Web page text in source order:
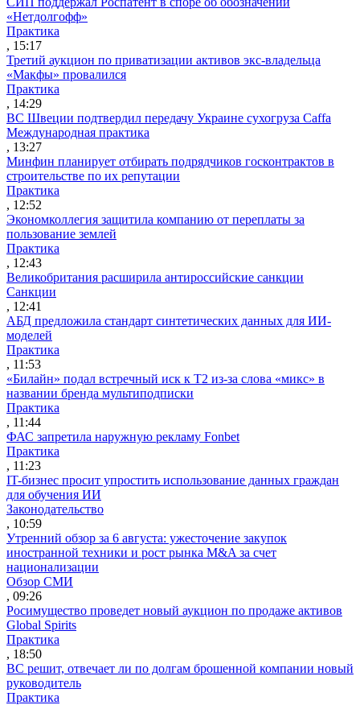
«Нетдолгофф»
Практика
, 15:17
Третий аукцион по приватизации активов экс-владельца
«Макфы» провалился
Практика
, 14:29
ВС Швеции подтвердил передачу Украине сухогруза Caffa
Международная практика
, 13:27
Минфин планирует отбирать подрядчиков госконтрактов в
строительстве по их репутации
Практика
, 12:52
Экономколлегия защитила компанию от переплаты за
пользование землей
Практика
, 12:43
Великобритания расширила антироссийские санкции
Санкции
, 12:41
АБД предложила стандарт синтетических данных для ИИ-
моделей
Практика
, 11:53
«Билайн» подал встречный иск к Т2 из-за слова «микс» в
названии бренда мультиподписки
Практика
, 11:44
ФАС запретила наружную рекламу Fonbet
Практика
, 11:23
IT-бизнес просит упростить использование данных граждан
для обучения ИИ
Законодательство
, 10:59
Утренний обзор за 6 августа: ужесточение закупок
иностранной техники и рост рынка M&A за счет
национализации
Обзор СМИ
, 09:26
Росимущество проведет новый аукцион по продаже активов
Global Spirits
Практика
, 18:50
ВС решит, отвечает ли по долгам брошенной компании новый
руководитель
Практика